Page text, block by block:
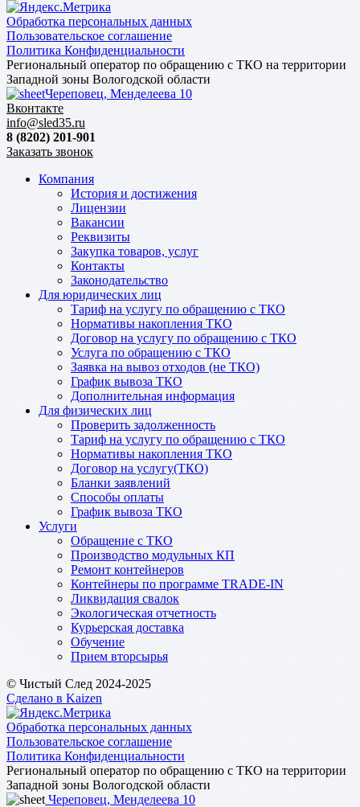
Обработка персональных данных
Пользовательское соглашение
Политика Конфиденциальности
Региональный оператор по обращению с ТКО на территории
Западной зоны Вологодской области
Череповец, Менделеева 10
Вконтакте
info@sled35.ru
8 (8202) 201-901
Заказать звонок
Компания
История и достижения
Лицензии
Вакансии
Реквизиты
Закупка товаров, услуг
Контакты
Законодательство
Для юридических лиц
Тариф на услугу по обращению с ТКО
Нормативы накопления ТКО
Договор на услугу по обращению с ТКО
Услуга по обращению с ТКО
Заявка на вывоз отходов (не ТКО)
График вывоза ТКО
Дополнительная информация
Для физических лиц
Проверить задолженность
Тариф на услугу по обращению с ТКО
Нормативы накопления ТКО
Договор на услугу(ТКО)
Бланки заявлений
Способы оплаты
График вывоза ТКО
Услуги
Обращение с ТКО
Производство модульных КП
Ремонт контейнеров
Контейнеры по программе TRADE-IN
Ликвидация свалок
Экологическая отчетность
Курьерская доставка
Обучение
Прием вторсырья
© Чистый След 2024-2025
Сделано в Kaizen
Обработка персональных данных
Пользовательское соглашение
Политика Конфиденциальности
Региональный оператор по обращению с ТКО на территории
Западной зоны Вологодской области
Череповец, Менделеева 10